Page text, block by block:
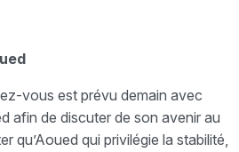
vous est prévu demain avec
afin de discuter de son avenir au
qu’Aoued qui privilégie la stabilité,